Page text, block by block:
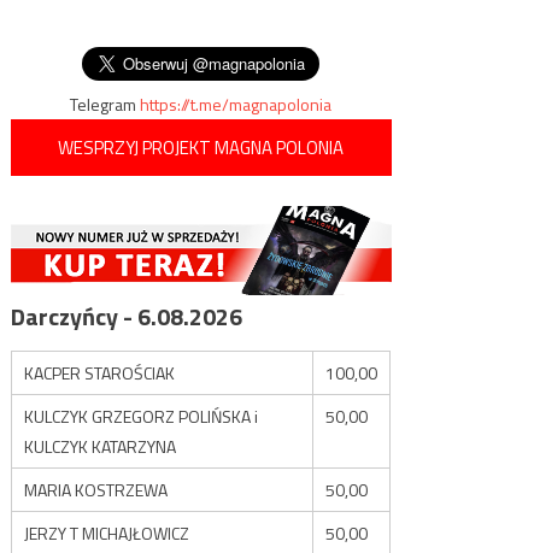
Telegramhttps://t.me/magnapolonia
WESPRZYJ PROJEKT MAGNA POLONIA
Darczyńcy - 6.08.2026
KACPER STAROŚCIAK
100,00
KULCZYK GRZEGORZ POLIŃSKA i
KULCZYK KATARZYNA
50,00
MARIA KOSTRZEWA
50,00
JERZY T MICHAJŁOWICZ
50,00